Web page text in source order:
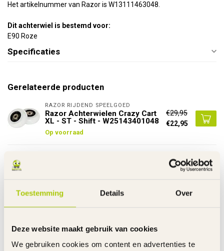
Toestemming Details Over
Deze website maakt gebruik van cookies
We gebruiken cookies om content en advertenties te
Het artikelnummer van Razor is W13111463048.
Dit achterwiel is bestemd voor:
E90 Roze
Specificaties
Gerelateerde producten
RAZOR RIJDEND SPEELGOED
Razor Achterwielen Crazy Cart
XL - ST - Shift - W25143401048
Op voorraad
€29,95
€22,95
€27,95
Achterwielen Crazy Cart ST -
XL - W25143401110
Op voorraad